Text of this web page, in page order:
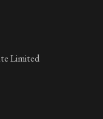
Limited